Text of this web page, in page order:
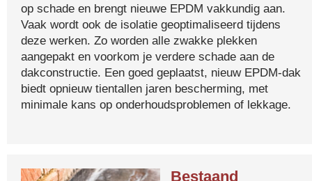
op schade en brengt nieuwe EPDM vakkundig aan.
Vaak wordt ook de isolatie geoptimaliseerd tijdens
deze werken. Zo worden alle zwakke plekken
aangepakt en voorkom je verdere schade aan de
dakconstructie. Een goed geplaatst, nieuw EPDM-dak
biedt opnieuw tientallen jaren bescherming, met
minimale kans op onderhoudsproblemen of lekkage.
Bestaand